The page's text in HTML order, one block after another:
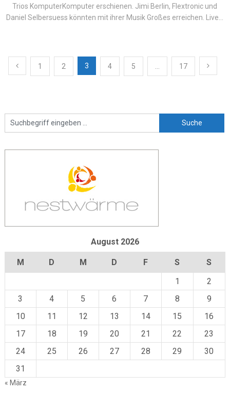
Trios KomputerKomputer erschienen. Jimi Berlin, Flextronic und
Daniel Selbersuess könnten mit ihrer Musik Großes erreichen. Live...
Beitragsnavigation
1 2 3 4 5 17
August 2026
M D M D F S
S
1
2
3
4 5 6 7 8
9
10
11 12 13 14 15
16
17
18 19 20 21 22
23
24
25 26 27 28 29
30
31
« März